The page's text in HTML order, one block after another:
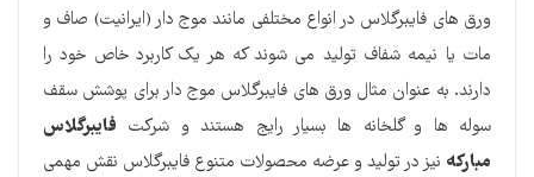
ورق های فایبرگلاس در انواع مختلفی مانند موج دار (ایرانیت) صاف و
مات یا نیمه شفاف تولید می شوند که هر یک کاربرد خاص خود را
دارند. به عنوان مثال ورق های فایبرگلاس موج دار برای پوشش سقف
سوله ها و گلخانه ها بسیار رایج هستند و شرکت فایبرگلاس
مبارکه نیز در تولید و عرضه محصولات متنوع فایبرگلاس نقش مهمی